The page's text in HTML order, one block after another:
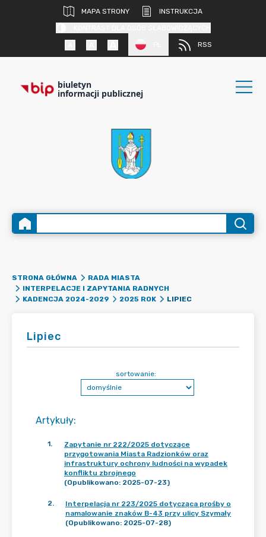
MAPA STRONY
INSTRUKCJA
RSS
biuletyn
informacji publicznej
STRONA GŁÓWNA
RADA MIASTA
INTERPELACJE I ZAPYTANIA RADNYCH
KADENCJA 2024-2029
2025 ROK LIPIEC
Lipiec
Artykuły:
sortowanie:
1.
Zapytanie nr 222/2025 dotyczące
przygotowania Miasta Radzionków oraz
infrastruktury ochrony ludności na wypadek
konfliktu zbrojnego
(Opublikowano: 2025-07-23)
2.
Interpelacja nr 223/2025 dotycząca prośby o
namalowanie znaków B-43 przy ulicy Szymały
(Opublikowano: 2025-07-28)